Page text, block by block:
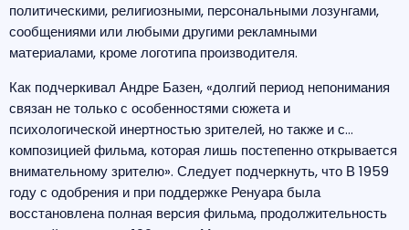
политическими, религиозными, персональными лозунгами,
сообщениями или любыми другими рекламными
материалами, кроме логотипа производителя.
Как подчеркивал Андре Базен, «долгий период непонимания
связан не только с особенностями сюжета и
психологической инертностью зрителей, но также и с…
композицией фильма, которая лишь постепенно открывается
внимательному зрителю». Следует подчеркнуть, что В 1959
году с одобрения и при поддержке Ренуара была
восстановлена полная версия фильма, продолжительность